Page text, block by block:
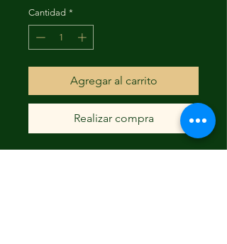
Cantidad *
Agregar al carrito
Realizar compra